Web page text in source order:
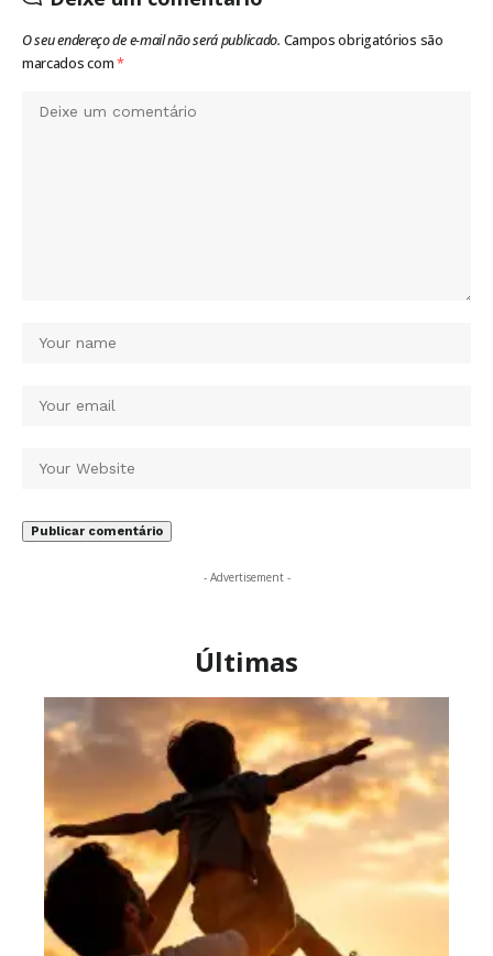
O seu endereço de e-mail não será publicado. Campos obrigatórios são
marcados com*
- Advertisement -
Últimas